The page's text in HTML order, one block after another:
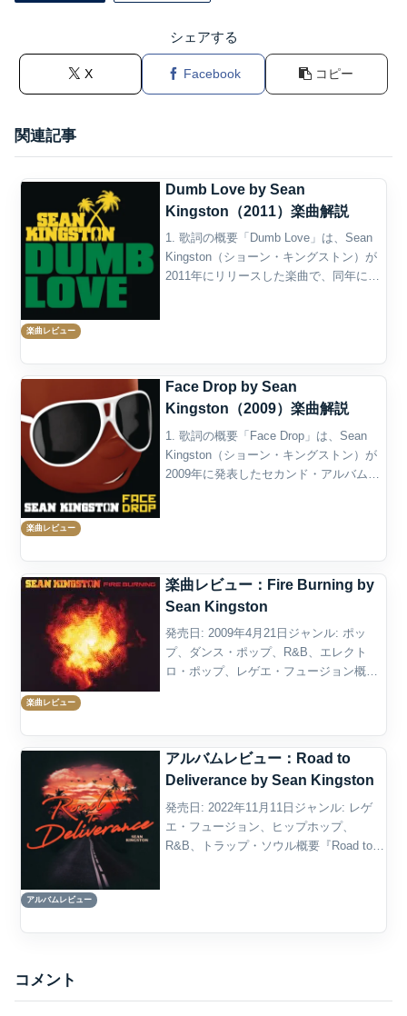
シェアする
X Facebook コピー
関連記事
楽曲レビュー
Dumb Love by Sean
Kingston（2011）楽曲解説
1. 歌詞の概要「Dumb Love」は、Sean
Kingston（ショーン・キングストン）が
2011年にリリースした楽曲で、同年に発
楽曲レビュー
Face Drop by Sean
Kingston（2009）楽曲解説
1. 歌詞の概要「Face Drop」は、Sean
Kingston（ショーン・キングストン）が
2009年に発表したセカンド・アルバム
楽曲レビュー
楽曲レビュー：Fire Burning by
Sean Kingston
発売日: 2009年4月21日ジャンル: ポッ
プ、ダンス・ポップ、R&B、エレクト
ロ・ポップ、レゲエ・フュージョン概要
アルバムレビュー
アルバムレビュー：Road to
Deliverance by Sean Kingston
発売日: 2022年11月11日ジャンル: レゲ
エ・フュージョン、ヒップホップ、
R&B、トラップ・ソウル概要『Road to
コメント